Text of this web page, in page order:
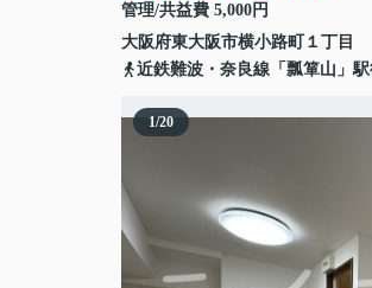
管理/共益費 5,000円
大阪府東大阪市横小路町
１丁目
近鉄難波・奈良線「瓢箪山」
1/20